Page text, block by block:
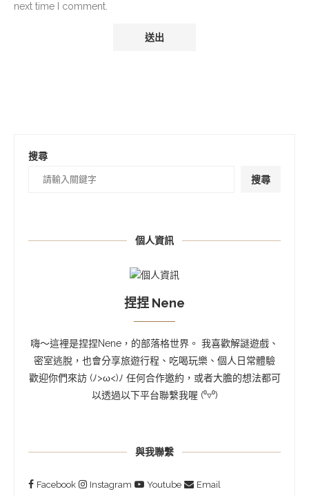
next time I comment.
搜尋
搜尋
個人資訊
捏捏 Nene
嗨～這裡是捏捏Nene，的部落格世界。 我喜歡解謎遊戲、
密室逃脫，也會分享旅遊行程、吃喝玩樂、個人日常體驗
歡迎你們來訪 (ﾉ>ω<)ﾉ 任何合作邀約，或者大膽的想法都可
以透過以下平台聯繫我喔 (⁰▿⁰)
與我聯繫
Facebook Instagram Youtube Email